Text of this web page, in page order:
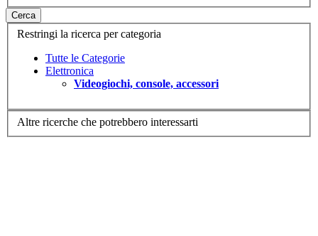
Cerca
Restringi la ricerca per categoria
Tutte le Categorie
Elettronica
Videogiochi, console, accessori
Altre ricerche che potrebbero interessarti